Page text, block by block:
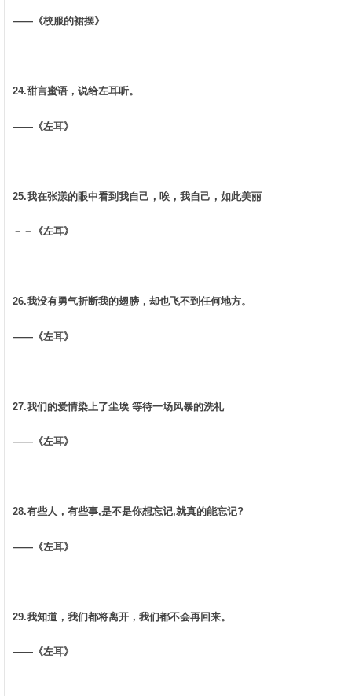
——《校服的裙摆》 ­
24.甜言蜜语，说给左耳听。 ­
——《左耳》 ­
25.我在张漾的眼中看到我自己，唉，我自己，如此美丽 ­
－－《左耳》 ­
26.我没有勇气折断我的翅膀，却也飞不到任何地方。 ­
——《左耳》 ­
27.我们的爱情染上了尘埃 等待一场风暴的洗礼 ­
——《左耳》 ­
28.有些人，有些事,是不是你想忘记,就真的能忘记? ­
——《左耳》 ­
29.我知道，我们都将离开，我们都不会再回来。 ­
——《左耳》 ­